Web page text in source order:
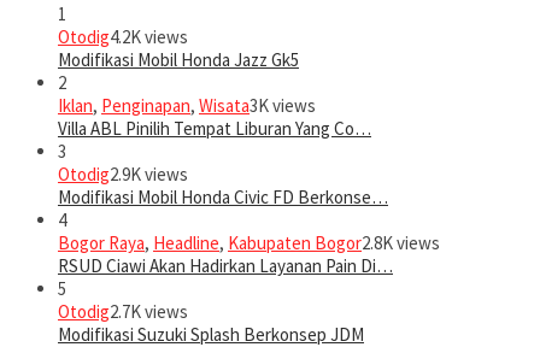
1
Otodig4.2K views
Modifikasi Mobil Honda Jazz Gk5
2
Iklan, Penginapan, Wisata3K views
Villa ABL Pinilih Tempat Liburan Yang Co…
3
Otodig2.9K views
Modifikasi Mobil Honda Civic FD Berkonse…
4
Bogor Raya, Headline, Kabupaten Bogor2.8K views
RSUD Ciawi Akan Hadirkan Layanan Pain Di…
5
Otodig2.7K views
Modifikasi Suzuki Splash Berkonsep JDM